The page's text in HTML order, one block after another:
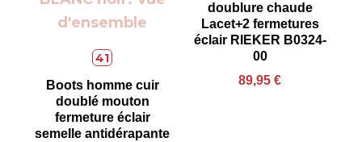
41
Boots homme cuir
doublé mouton
fermeture éclair
semelle antidérapante
doublure chaude
Lacet+2 fermetures
éclair RIEKER B0324-
00
89,95 €